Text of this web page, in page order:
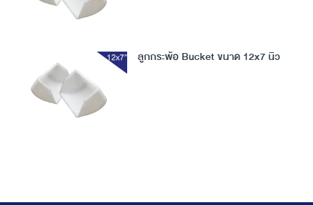
ลูกกระพ้อ Bucket ขนาด 12x7 นิ้ว